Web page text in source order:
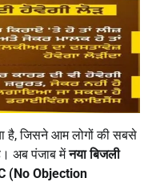
है, जिसने आम लोगों की सबसे
अब पंजाब मेंनया बिजली
(No Objection